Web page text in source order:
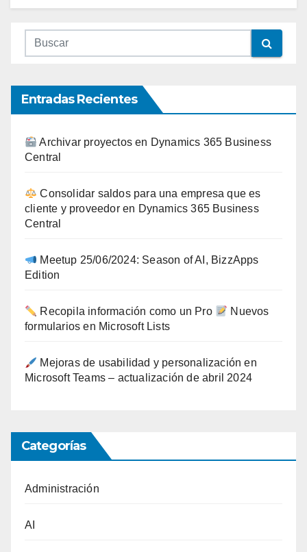
Entradas Recientes
Archivar proyectos en Dynamics 365 Business
Central
Consolidar saldos para una empresa que es
cliente y proveedor en Dynamics 365 Business
Central
Meetup 25/06/2024: Season of AI, BizzApps
Edition
Recopila información como un Pro
Nuevos
formularios en Microsoft Lists
Mejoras de usabilidad y personalización en
Microsoft Teams – actualización de abril 2024
Categorías
Administración
AI